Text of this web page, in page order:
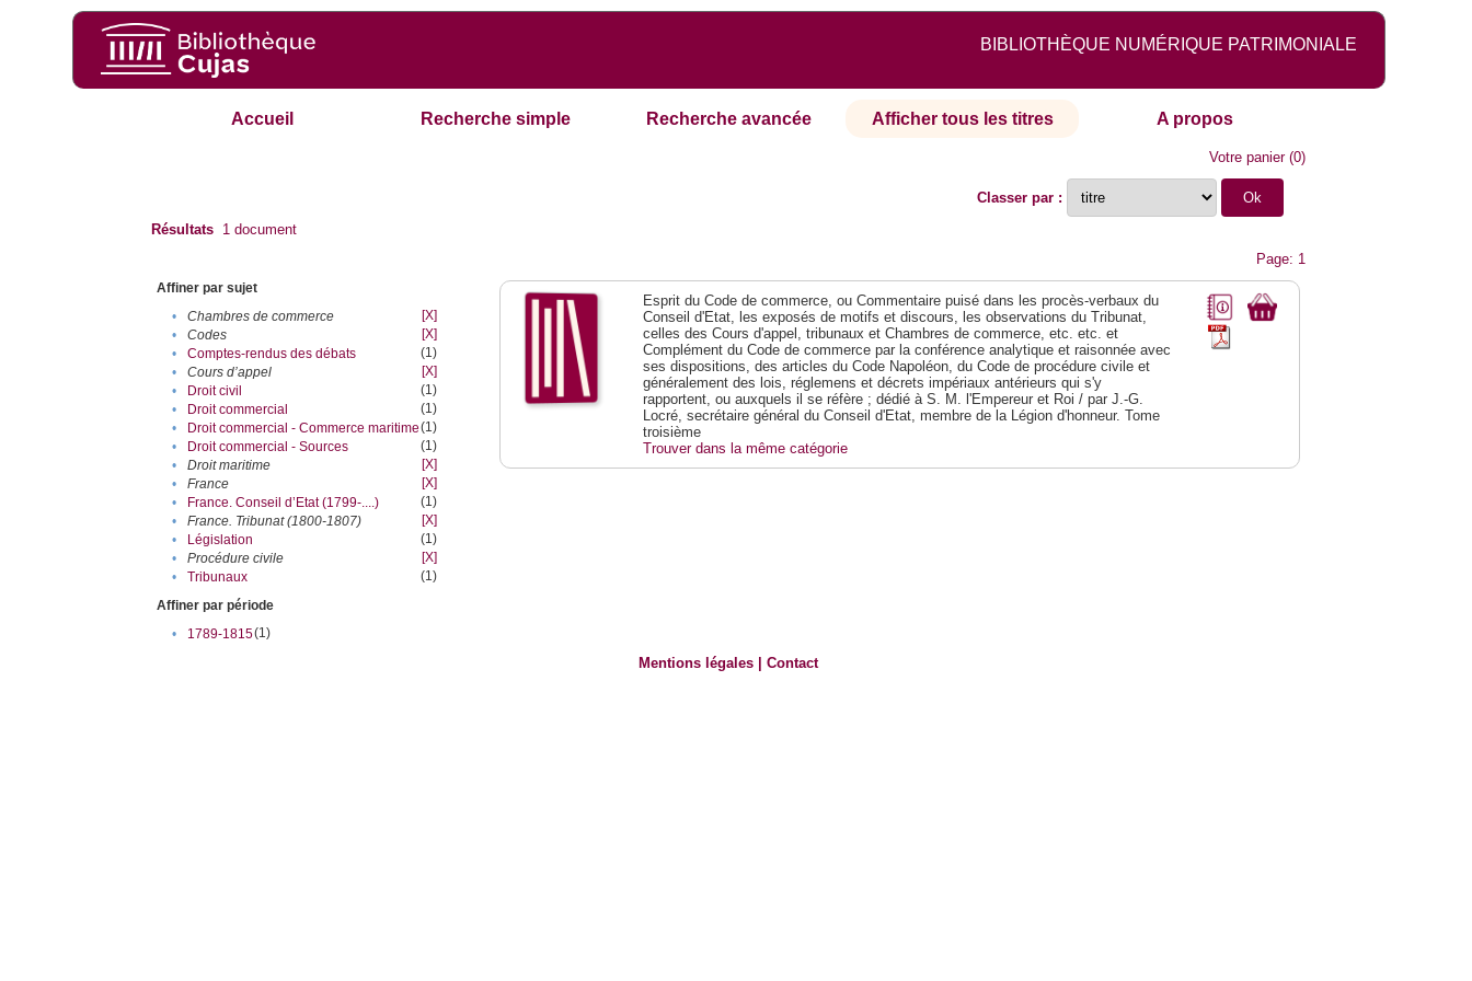
BIBLIOTHÈQUE NUMÉRIQUE PATRIMONIALE
Accueil Recherche simple Recherche avancée Afficher tous les titres A propos
Votre panier(0)
Classer par :
Résultats 1 document
Page: 1
Affiner par sujet
•
Chambres de commerce
[X]
•
Codes
[X]
•
Comptes-rendus des débats
(1)
•
Cours d’appel
[X]
•
Droit civil
(1)
•
Droit commercial
(1)
•
Droit commercial - Commerce maritime(1)
•
Droit commercial - Sources
(1)
•
Droit maritime
[X]
•
France
[X]
•
France. Conseil d’Etat (1799-....)
(1)
•
France. Tribunat (1800-1807)
[X]
•
Législation
(1)
•
Procédure civile
[X]
•
Tribunaux
(1)
Affiner par période
•
1789-1815(1)
Esprit du Code de commerce, ou Commentaire puisé dans les procès-verbaux du
Conseil d'Etat, les exposés de motifs et discours, les observations du Tribunat,
celles des Cours d'appel, tribunaux et Chambres de commerce, etc. etc. et
Complément du Code de commerce par la conférence analytique et raisonnée avec
ses dispositions, des articles du Code Napoléon, du Code de procédure civile et
généralement des lois, réglemens et décrets impériaux antérieurs qui s'y
rapportent, ou auxquels il se réfère ; dédié à S. M. l'Empereur et Roi / par J.-G.
Locré, secrétaire général du Conseil d'Etat, membre de la Légion d'honneur. Tome
troisième
Trouver dans la même catégorie
Mentions légales |Contact